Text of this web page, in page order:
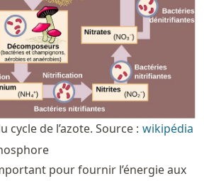
cycle de l’azote. Source : wikipédia
pour fournir l’énergie aux